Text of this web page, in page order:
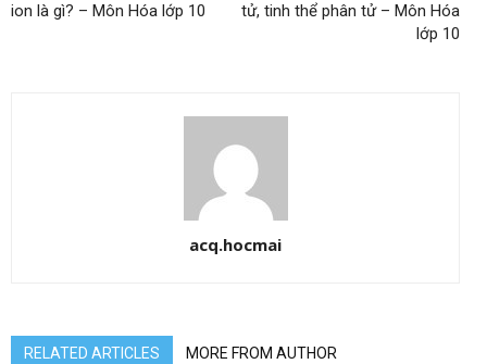
ion là gì? – Môn Hóa lớp 10
tử, tinh thể phân tử – Môn Hóa
lớp 10
acq.hocmai
RELATED ARTICLES MORE FROM AUTHOR